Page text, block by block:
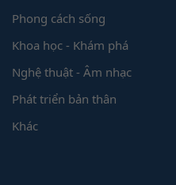
Phong cách sống
Khoa học - Khám phá
Nghệ thuật - Âm nhạc
Phát triển bản thân
Khác